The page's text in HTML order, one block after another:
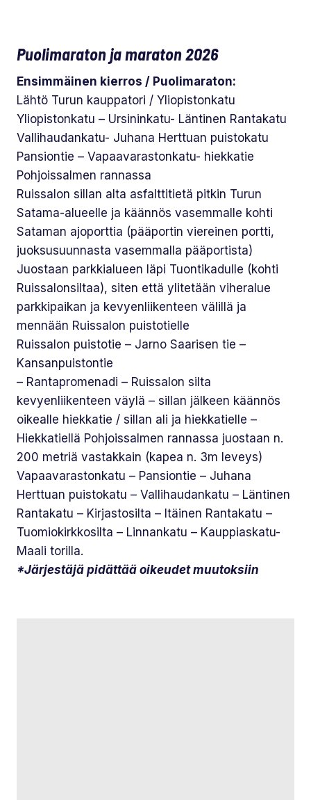
Puolimaraton ja maraton 2026
Ensimmäinen kierros / Puolimaraton:
Lähtö Turun kauppatori / Yliopistonkatu
Yliopistonkatu – Ursininkatu- Läntinen Rantakatu
Vallihaudankatu- Juhana Herttuan puistokatu
Pansiontie – Vapaavarastonkatu- hiekkatie
Pohjoissalmen rannassa
Ruissalon sillan alta asfalttitietä pitkin Turun
Satama-alueelle ja käännös vasemmalle kohti
Sataman ajoporttia (pääportin viereinen portti,
juoksusuunnasta vasemmalla pääportista)
Juostaan parkkialueen läpi Tuontikadulle (kohti
Ruissalonsiltaa), siten että ylitetään viheralue
parkkipaikan ja kevyenliikenteen välillä ja
mennään Ruissalon puistotielle
Ruissalon puistotie – Jarno Saarisen tie –
Kansanpuistontie
– Rantapromenadi – Ruissalon silta
kevyenliikenteen väylä – sillan jälkeen käännös
oikealle hiekkatie / sillan ali ja hiekkatielle –
Hiekkatiellä Pohjoissalmen rannassa juostaan n.
200 metriä vastakkain (kapea n. 3m leveys)
Vapaavarastonkatu – Pansiontie – Juhana
Herttuan puistokatu – Vallihaudankatu – Läntinen
Rantakatu – Kirjastosilta – Itäinen Rantakatu –
Tuomiokirkkosilta – Linnankatu – Kauppiaskatu-
Maali torilla.
*Järjestäjä pidättää oikeudet muutoksiin